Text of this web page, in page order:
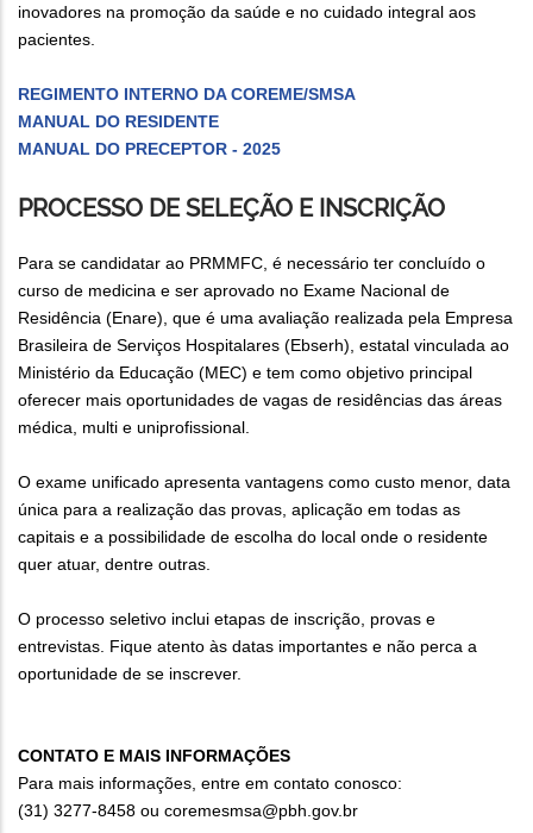
inovadores na promoção da saúde e no cuidado integral aos
pacientes.
REGIMENTO INTERNO DA COREME/SMSA
MANUAL DO RESIDENTE
MANUAL DO PRECEPTOR - 2025
PROCESSO DE SELEÇÃO E INSCRIÇÃO
Para se candidatar ao PRMMFC, é necessário ter concluído o
curso de medicina e ser aprovado no Exame Nacional de
Residência (Enare), que é uma avaliação realizada pela Empresa
Brasileira de Serviços Hospitalares (Ebserh), estatal vinculada ao
Ministério da Educação (MEC) e tem como objetivo principal
oferecer mais oportunidades de vagas de residências das áreas
médica, multi e uniprofissional.
O exame unificado apresenta vantagens como custo menor, data
única para a realização das provas, aplicação em todas as
capitais e a possibilidade de escolha do local onde o residente
quer atuar, dentre outras.
O processo seletivo inclui etapas de inscrição, provas e
entrevistas. Fique atento às datas importantes e não perca a
oportunidade de se inscrever.
CONTATO E MAIS INFORMAÇÕES
Para mais informações, entre em contato conosco:
(31) 3277-8458 ou coremesmsa@pbh.gov.br